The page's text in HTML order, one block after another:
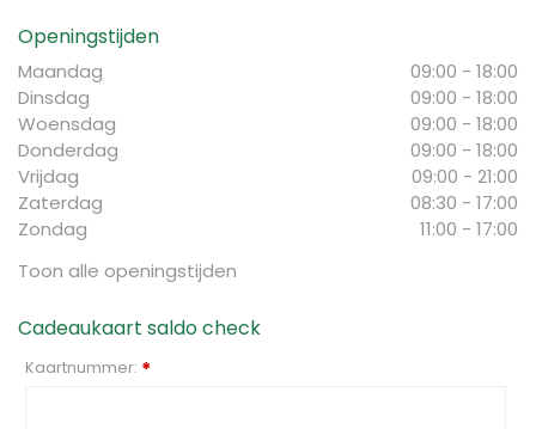
Openingstijden
Maandag
09:00 - 18:00
Dinsdag
09:00 - 18:00
Woensdag
09:00 - 18:00
Donderdag
09:00 - 18:00
Vrijdag
09:00 - 21:00
Zaterdag
08:30 - 17:00
Zondag
11:00 - 17:00
Toon alle openingstijden
Cadeaukaart saldo check
Kaartnummer: *